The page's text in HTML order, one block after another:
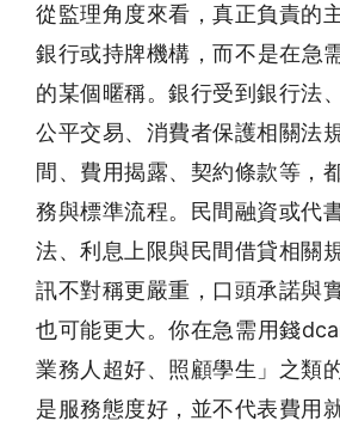
從監理角度來看，真正負責的
銀行或持牌機構，而不是在急
的某個暱稱。銀行受到銀行法
公平交易、消費者保護相關法
間、費用揭露、契約條款等，
務與標準流程。民間融資或代
法、利息上限與民間借貸相關
訊不對稱更嚴重，口頭承諾與
也可能更大。你在急需用錢
業務人超好、照顧學生」之類
是服務態度好，並不代表費用